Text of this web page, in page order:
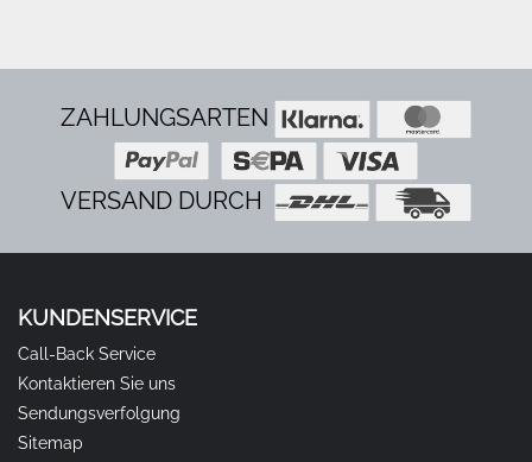
ZAHLUNGSARTEN
VERSAND DURCH
KUNDENSERVICE
Call-Back Service
Kontaktieren Sie uns
Sendungsverfolgung
Sitemap